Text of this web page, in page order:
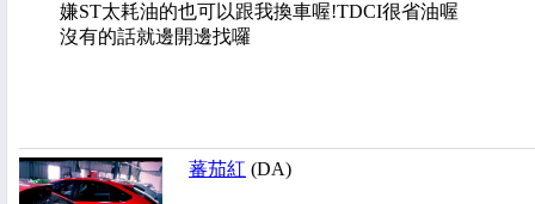
嫌ST太耗油的也可以跟我換車喔!TDCI很省油喔
沒有的話就邊開邊找囉
蕃茄紅 (DA)